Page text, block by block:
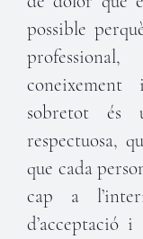
possible
sobretot és
respectuosa,
que cada
cap a
d’acceptació